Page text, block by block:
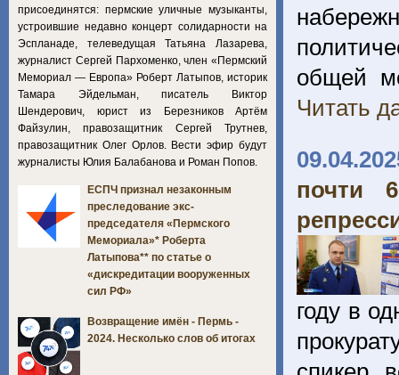
общей
Читать
почти
году в
присоединятся: пермские уличные музыканты,
устроившие недавно концерт солидарности на
Эспланаде, телеведущая Татьяна Лазарева,
журналист Сергей Пархоменко, член «Пермский
Мемориал — Европа» Роберт Латыпов, историк
Тамара Эйдельман, писатель Виктор
Шендерович, юрист из Березников Артём
Файзулин, правозащитник Сергей Трутнев,
правозащитник Олег Орлов. Вести эфир будут
журналисты Юлия Балабанова и Роман Попов.
ЕСПЧ признал незаконным
преследование экс-
председателя «Пермского
Мемориала»* Роберта
Латыпова** по статье о
«дискредитации вооруженных
сил РФ»
Возвращение имён - Пермь -
2024. Несколько слов об итогах